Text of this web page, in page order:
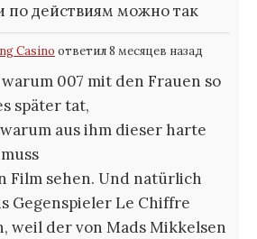
по действиям можно так
Casino ответил 8 месяцев назад
007 mit den Frauen so
später tat,
aus ihm dieser harte
Film sehen. Und natürlich
Gegenspieler Le Chiffre
weil der von Mads Mikkelsen